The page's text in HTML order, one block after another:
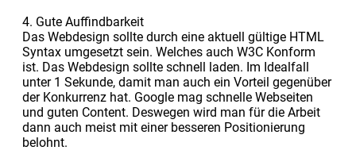
4. Gute Auffindbarkeit
Das Webdesign sollte durch eine aktuell gültige HTML
Syntax umgesetzt sein. Welches auch W3C Konform
ist. Das Webdesign sollte schnell laden. Im Idealfall
unter 1 Sekunde, damit man auch ein Vorteil gegenüber
der Konkurrenz hat. Google mag schnelle Webseiten
und guten Content. Deswegen wird man für die Arbeit
dann auch meist mit einer besseren Positionierung
belohnt.